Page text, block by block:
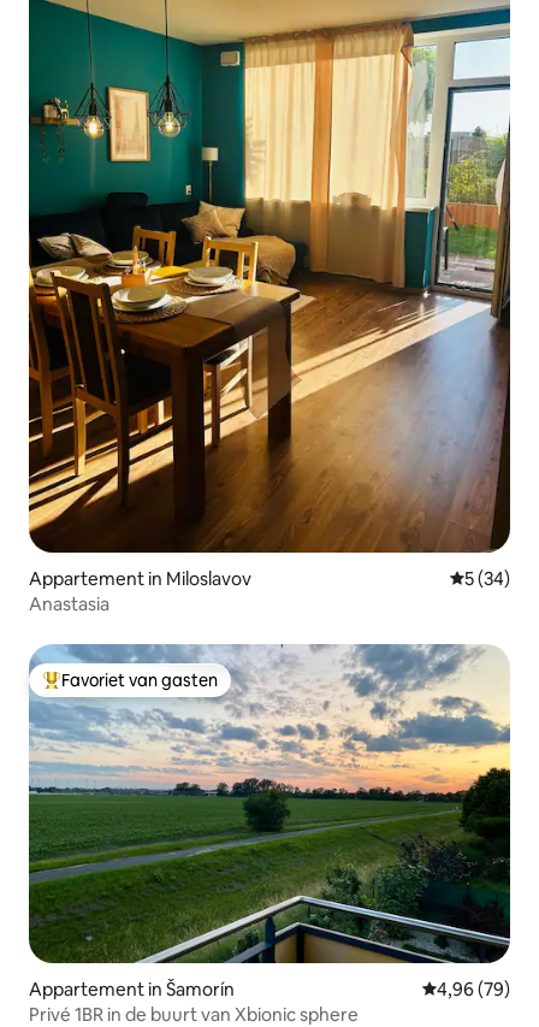
Appartement in Miloslavov
5 (34)
Anastasia
Topfavoriet van gasten
Favoriet van gasten
Appartement in Šamorín Gemiddelde
4,96 (79)
Privé 1BR in de buurt van Xbionic sphere